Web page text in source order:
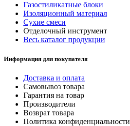
Газостиликатные блоки
Изоляционный материал
Сухие смеси
Отделочный инструмент
Весь каталог продукции
Информация для покупателя
Доставка и оплата
Самовывоз товара
Гарантия на товар
Производители
Возврат товара
Политика конфиденциальности